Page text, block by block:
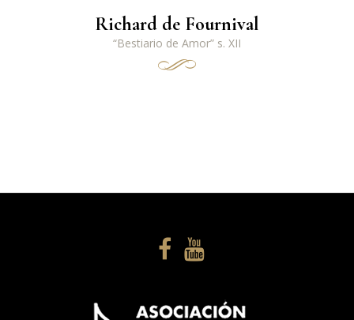
Richard de Fournival
“Bestiario de Amor” s. XII